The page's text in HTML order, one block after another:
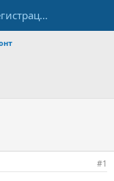
Регистрация
#1